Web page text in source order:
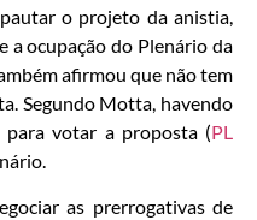
o projeto da anistia,
a ocupação do Plenário da
afirmou que não tem
Segundo Motta, havendo
para votar a proposta (PL
as prerrogativas de